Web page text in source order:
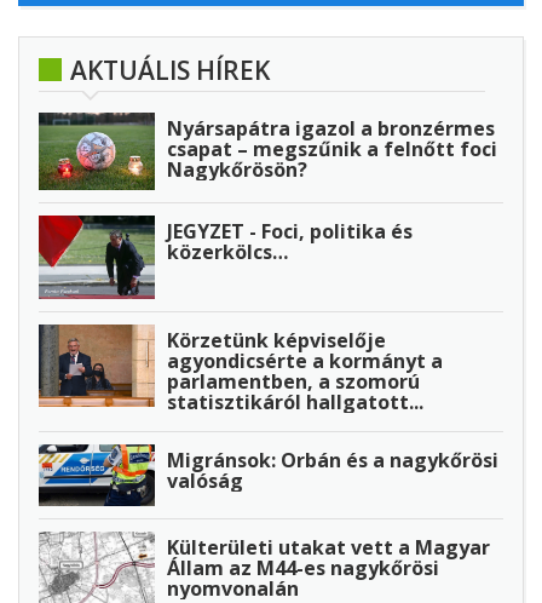
AKTUÁLIS HÍREK
Nyársapátra igazol a bronzérmes
csapat – megszűnik a felnőtt foci
Nagykőrösön?
JEGYZET - Foci, politika és
közerkölcs…
Körzetünk képviselője
agyondicsérte a kormányt a
parlamentben, a szomorú
statisztikáról hallgatott...
Migránsok: Orbán és a nagykőrösi
valóság
Külterületi utakat vett a Magyar
Állam az M44-es nagykőrösi
nyomvonalán